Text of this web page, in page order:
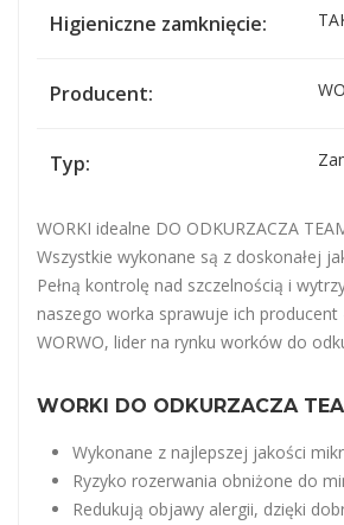
Higieniczne zamknięcie:
Producent:
Typ:
WORKI idealne DO ODKURZACZA
Wszystkie wykonane są z doskonałej
Pełną kontrolę nad szczelnością i
naszego worka sprawuje ich producent
WORWO, lider na rynku worków do
WORKI DO ODKURZACZA
Wykonane z najlepszej jakości
Ryzyko rozerwania obniżone do
Redukują objawy alergii, dzięki